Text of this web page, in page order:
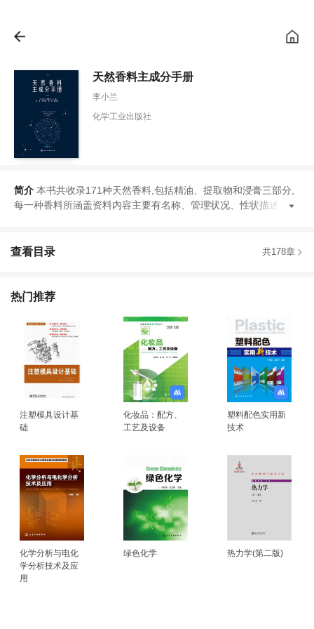
天然香料主成分手册
李小兰
化学工业出版社
本书共收录171种天然香料,包括精油
提取物和浸膏三部分,
每一种香料所涵盖资料内容主要有名称
管理状况 、性状描述 感
简介
查看目录 共178章
热门推荐
注塑模具设计基
础
化妆品：配方、
工艺及设备
塑料配色实用新
技术
化学分析与电化
学分析技术及应
用
绿色化学 热力学(第二版)